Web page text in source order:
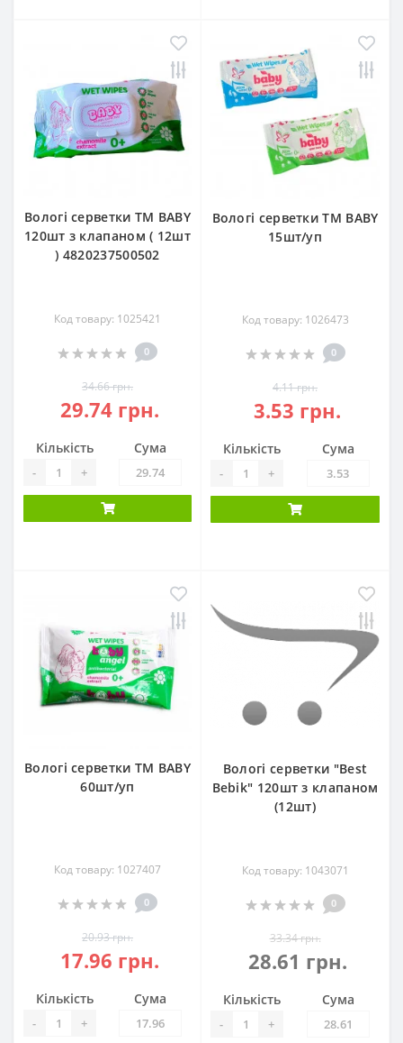
Вологі серветки ТМ BABY
120шт з клапаном ( 12шт
) 4820237500502
Код товару: 1025421
0
34.66 грн.
29.74 грн.
Кількість
- +
Сума
Вологі серветки ТМ BABY
15шт/уп
Код товару: 1026473
0
4.11 грн.
3.53 грн.
Кількість
- +
Сума
Вологі серветки ТМ BABY
60шт/уп
Код товару: 1027407
0
20.93 грн.
17.96 грн.
Кількість
- +
Сума
Вологі серветки "Best
Bebik" 120шт з клапаном
(12шт)
Код товару: 1043071
0
33.34 грн.
28.61 грн.
Кількість
- +
Сума